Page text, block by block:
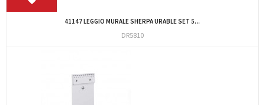
41147 LEGGIO MURALE SHERPA URABLE SET 5...
DR5810